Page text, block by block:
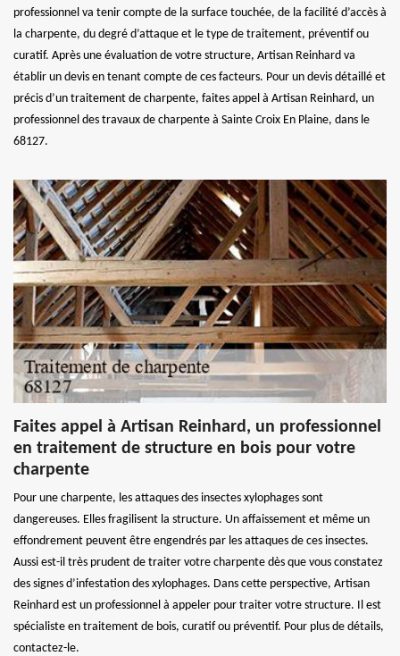
professionnel va tenir compte de la surface touchée, de la facilité d’accès à
la charpente, du degré d’attaque et le type de traitement, préventif ou
curatif. Après une évaluation de votre structure, Artisan Reinhard va
établir un devis en tenant compte de ces facteurs. Pour un devis détaillé et
précis d’un traitement de charpente, faites appel à Artisan Reinhard, un
professionnel des travaux de charpente à Sainte Croix En Plaine, dans le
68127.
Faites appel à Artisan Reinhard, un professionnel
en traitement de structure en bois pour votre
charpente
Pour une charpente, les attaques des insectes xylophages sont
dangereuses. Elles fragilisent la structure. Un affaissement et même un
effondrement peuvent être engendrés par les attaques de ces insectes.
Aussi est-il très prudent de traiter votre charpente dès que vous constatez
des signes d’infestation des xylophages. Dans cette perspective, Artisan
Reinhard est un professionnel à appeler pour traiter votre structure. Il est
spécialiste en traitement de bois, curatif ou préventif. Pour plus de détails,
contactez-le.